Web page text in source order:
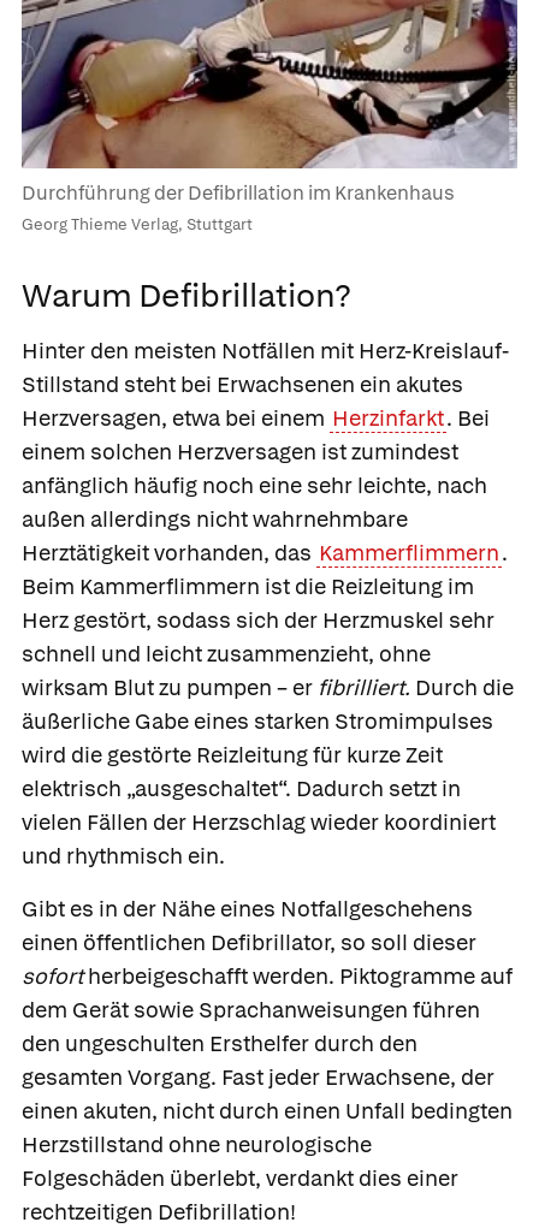
Durchführung der Defibrillation im Krankenhaus
Georg Thieme Verlag, Stuttgart
Warum Defibrillation?
Hinter den meisten Notfällen mit Herz-Kreislauf-
Stillstand steht bei Erwachsenen ein akutes
Herzversagen, etwa bei einem Herzinfarkt. Bei
einem solchen Herzversagen ist zumindest
anfänglich häufig noch eine sehr leichte, nach
außen allerdings nicht wahrnehmbare
Herztätigkeit vorhanden, das Kammerflimmern.
Beim Kammerflimmern ist die Reizleitung im
Herz gestört, sodass sich der Herzmuskel sehr
schnell und leicht zusammenzieht, ohne
wirksam Blut zu pumpen – er fibrilliert. Durch die
äußerliche Gabe eines starken Stromimpulses
wird die gestörte Reizleitung für kurze Zeit
elektrisch „ausgeschaltet“. Dadurch setzt in
vielen Fällen der Herzschlag wieder koordiniert
und rhythmisch ein.
Gibt es in der Nähe eines Notfallgeschehens
einen öffentlichen Defibrillator, so soll dieser
sofortherbeigeschafft werden. Piktogramme auf
dem Gerät sowie Sprachanweisungen führen
den ungeschulten Ersthelfer durch den
gesamten Vorgang. Fast jeder Erwachsene, der
einen akuten, nicht durch einen Unfall bedingten
Herzstillstand ohne neurologische
Folgeschäden überlebt, verdankt dies einer
rechtzeitigen Defibrillation!